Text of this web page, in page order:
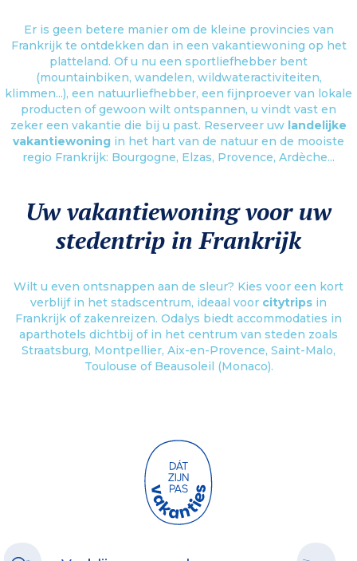
Er is geen betere manier om de kleine provincies van
Frankrijk te ontdekken dan in een vakantiewoning op het
platteland. Of u nu een sportliefhebber bent
(mountainbiken, wandelen, wildwateractiviteiten,
klimmen...), een natuurliefhebber, een fijnproever van lokale
producten of gewoon wilt ontspannen, u vindt vast en
zeker een vakantie die bij u past. Reserveer uw landelijke
vakantiewoning in het hart van de natuur en de mooiste
regio Frankrijk: Bourgogne, Elzas, Provence, Ardèche...
Uw vakantiewoning voor uw
stedentrip in Frankrijk
Wilt u even ontsnappen aan de sleur? Kies voor een kort
verblijf in het stadscentrum, ideaal voor citytrips in
Frankrijk of zakenreizen. Odalys biedt accommodaties in
aparthotels dichtbij of in het centrum van steden zoals
Straatsburg, Montpellier, Aix-en-Provence, Saint-Malo,
Toulouse of Beausoleil (Monaco).